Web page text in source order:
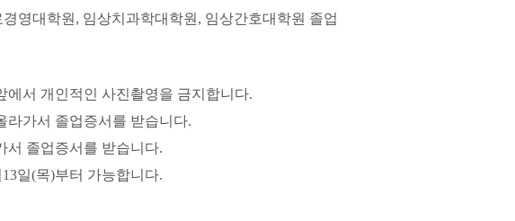
영대학원, 임상치과학대학원, 임상간호대학원 졸업
에서 개인적인 사진촬영을 금지합니다.
라가서 졸업증서를 받습니다.
서 졸업증서를 받습니다.
일(목)부터 가능합니다.